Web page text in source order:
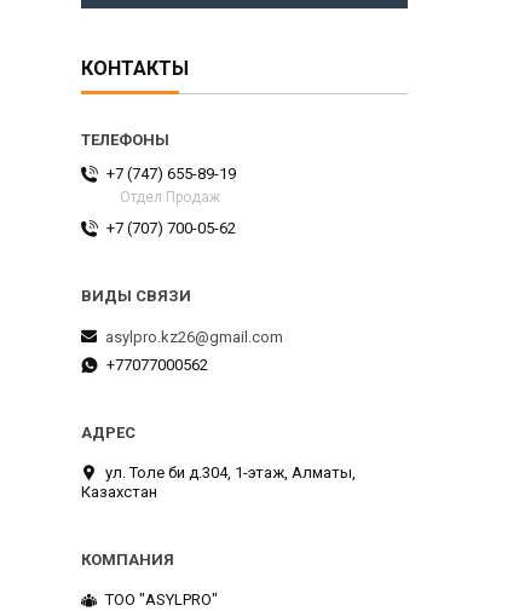
КОНТАКТЫ
+7 (747) 655-89-19
Отдел Продаж
+7 (707) 700-05-62
asylpro.kz26@gmail.com
+77077000562
ул. Толе би д.304, 1-этаж, Алматы,
Казахстан
ТОО "ASYLPRO"